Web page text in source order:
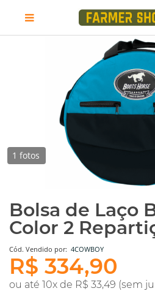
1 fotos
Bolsa de Laço
Color 2
Cód. Vendido por: 4COWBOY
R$ 334,90
ou até 10x de R$ 33,49 (sem